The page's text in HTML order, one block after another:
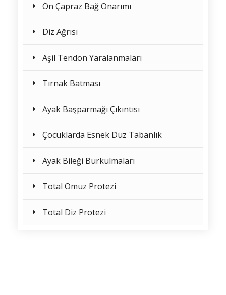
Ön Çapraz Bağ Onarımı
Diz Ağrısı
Aşil Tendon Yaralanmaları
Tırnak Batması
Ayak Başparmağı Çıkıntısı
Çocuklarda Esnek Düz Tabanlık
Ayak Bileği Burkulmaları
Total Omuz Protezi
Total Diz Protezi